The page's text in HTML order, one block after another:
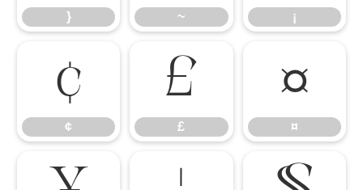
} ~ ¡
¢
¢
£
£
¤
¤